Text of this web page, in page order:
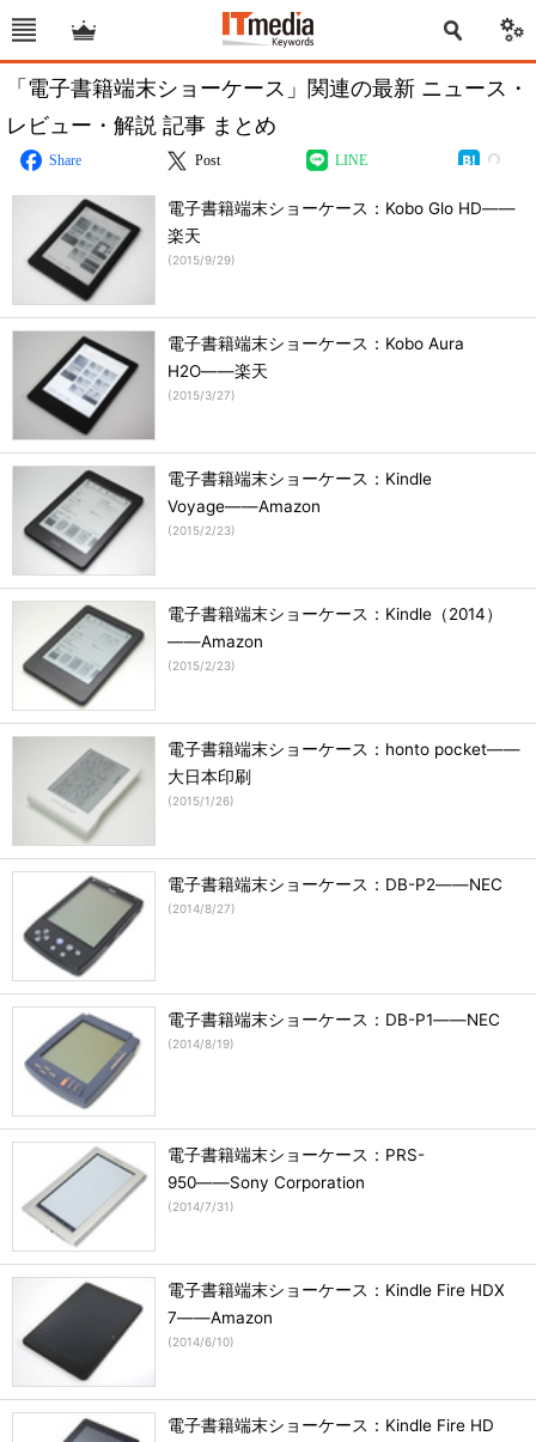
「電子書籍端末ショーケース」関連の最新 ニュース・
レビュー・解説 記事 まとめ
Share Post LINE
電子書籍端末ショーケース：Kobo Glo HD――
楽天
(2015/9/29)
電子書籍端末ショーケース：Kobo Aura
H2O――楽天
(2015/3/27)
電子書籍端末ショーケース：Kindle
Voyage――Amazon
(2015/2/23)
電子書籍端末ショーケース：Kindle（2014）
――Amazon
(2015/2/23)
電子書籍端末ショーケース：honto pocket――
大日本印刷
(2015/1/26)
電子書籍端末ショーケース：DB-P2――NEC
(2014/8/27)
電子書籍端末ショーケース：DB-P1――NEC
(2014/8/19)
電子書籍端末ショーケース：PRS-
950――Sony Corporation
(2014/7/31)
電子書籍端末ショーケース：Kindle Fire HDX
7――Amazon
(2014/6/10)
電子書籍端末ショーケース：Kindle Fire HD